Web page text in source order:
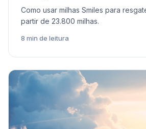
Como usar milhas Smiles para
partir de 23.800 milhas.
8 min de leitura